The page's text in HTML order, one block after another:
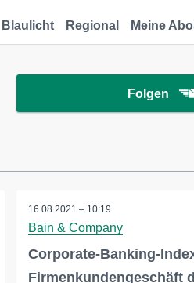
Blaulicht Regional Meine
Folgen
16.08.2021 – 10:19
Bain & Company
Corporate-Banking-
Firmenkundengeschäft